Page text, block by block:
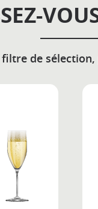
de